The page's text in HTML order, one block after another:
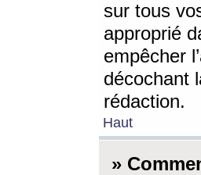
sur tous
approprié
empêcher
décochant
rédaction.
Haut
»